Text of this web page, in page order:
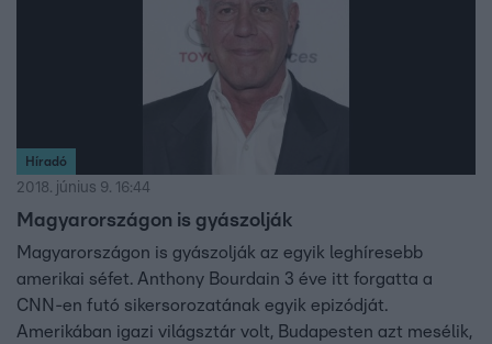
Híradó
2018. június 9. 16:44
Magyarországon is gyászolják
Magyarországon is gyászolják az egyik leghíresebb
amerikai séfet. Anthony Bourdain 3 éve itt forgatta a
CNN-en futó sikersorozatának egyik epizódját.
Amerikában igazi világsztár volt, Budapesten azt mesélik,